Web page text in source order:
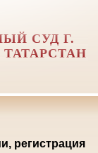
СУД Г.
регистрация